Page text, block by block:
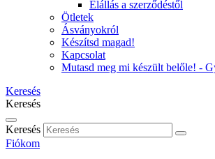
Elállás a szerződéstől
Ötletek
Ásványokról
Készítsd magad!
Kapcsolat
Mutasd meg mi készült belőle! -
Keresés
Keresés
Keresés
Fiókom